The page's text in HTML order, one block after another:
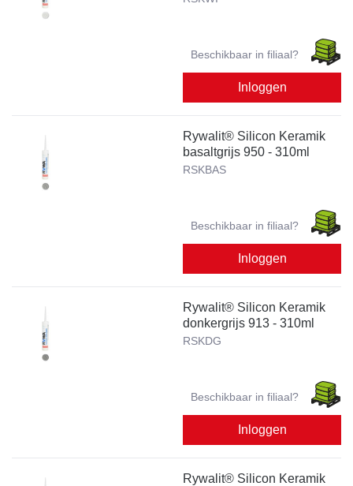
Beschikbaar in filiaal?
Inloggen
Rywalit® Silicon Keramik
basaltgrijs 950 - 310ml
RSKBAS
Beschikbaar in filiaal?
Inloggen
Rywalit® Silicon Keramik
donkergrijs 913 - 310ml
RSKDG
Beschikbaar in filiaal?
Inloggen
Rywalit® Silicon Keramik